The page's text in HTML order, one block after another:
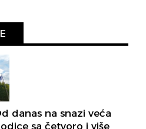
danas na snazi veća
sa četvoro i više